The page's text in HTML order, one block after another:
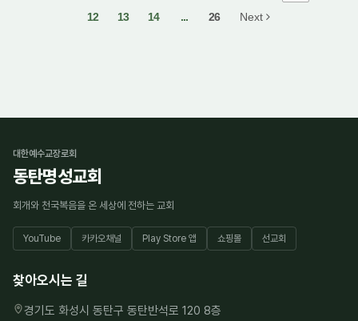
12 13 14 ... 26 Next
대한예수교장로회
동탄명성교회
회개와 천국복음을 온 세상에 전하는 교회
YouTube 카카오채널 Play Store 앱 쇼핑몰 선교회
찾아오시는 길
경기도 화성시 동탄구 동탄반석로 120 8층